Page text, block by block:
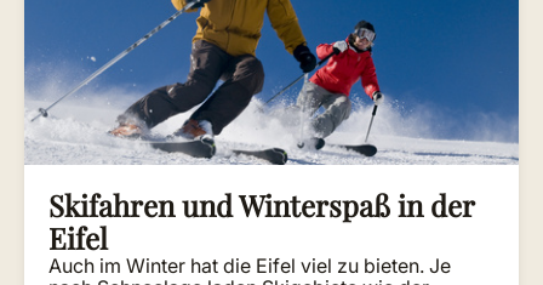
Skifahren und Winterspaß in der
Eifel
Auch im Winter hat die Eifel viel zu bieten. Je